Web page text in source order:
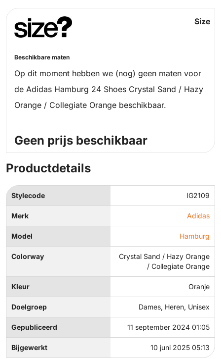
Size
Beschikbare maten
Op dit moment hebben we (nog) geen maten voor
de Adidas Hamburg 24 Shoes Crystal Sand / Hazy
Orange / Collegiate Orange beschikbaar.
Geen prijs beschikbaar
Productdetails
Stylecode IG2109
Merk Adidas
Model Hamburg
Colorway
Crystal Sand / Hazy Orange
/ Collegiate Orange
Kleur Oranje
Doelgroep Dames, Heren, Unisex
Gepubliceerd 11 september 2024 01:05
Bijgewerkt 10 juni 2025 05:13